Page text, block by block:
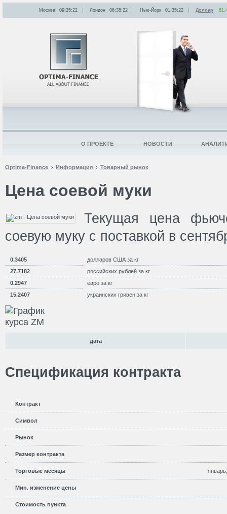
Optima-Finance Информация Товарный рынок
Цена соевой муки
Текущая цена
соевую муку с поставкой в
0.3405
долларов США за кг
27.7182
российских рублей за кг
0.2947
евро за кг
15.2407
украинских гривен за кг
дата
Спецификация контракта
Контракт
Символ
Рынок
Размер контракта
Торговые месяцы
Мин. изменение цены
Стоимость пункта
Москва 09:35:22 Лондон 06:35:22 Нью-Йорк 01:35:22 Доллар:
О ПРОЕКТЕ НОВОСТИ